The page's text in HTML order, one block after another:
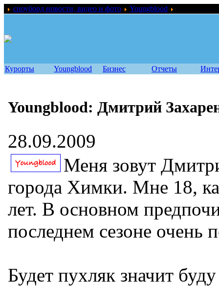
сноуборд новости, видео и фото Youngblood
Курорты Youngblood Бизнес Отчеты
Youngblood: Дмитрий
28.09.2009
Меня зовут
города Химки. Мне 18,
лет. В основном
последнем сезоне очень
Будет пухляк значит